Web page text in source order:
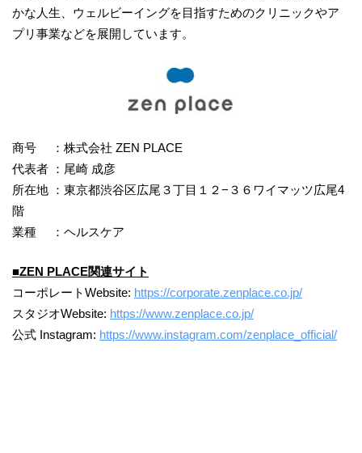
かな人生、ウェルビーイングを目指すためのクリニックやア
プリ事業などを展開しています。
商号 ：株式会社 ZEN PLACE
代表者 ：尾崎 成彦
所在地 ：東京都渋谷区広尾３丁目１２−３６ワイマッツ広尾4
階
業種 ：ヘルスケア
■ZEN PLACE関連サイト
コーポレートWebsite: https://corporate.zenplace.co.jp/
スタジオWebsite: https://www.zenplace.co.jp/
公式 Instagram: https://www.instagram.com/zenplace_official/